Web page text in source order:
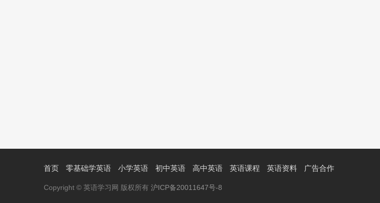
首页 零基础学英语 小学英语 初中英语 高中英语 英语课程 英语资料 广告合作
Copyright © 英语学习网 版权所有 沪ICP备20011647号-8